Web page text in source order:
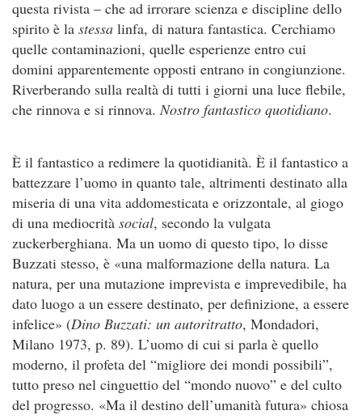
questa rivista – che ad irrorare scienza e discipline dello
spirito è la stessa linfa, di natura fantastica. Cerchiamo
quelle contaminazioni, quelle esperienze entro cui
domini apparentemente opposti entrano in congiunzione.
Riverberando sulla realtà di tutti i giorni una luce flebile,
che rinnova e si rinnova.Nostro fantastico quotidiano.
È il fantastico a redimere la quotidianità. È il fantastico a
battezzare l’uomo in quanto tale, altrimenti destinato alla
miseria di una vita addomesticata e orizzontale, al giogo
di una mediocrità social, secondo la vulgata
zuckerberghiana. Ma un uomo di questo tipo, lo disse
Buzzati stesso, è «una malformazione della natura. La
natura, per una mutazione imprevista e imprevedibile, ha
dato luogo a un essere destinato, per definizione, a essere
infelice» (Dino Buzzati: un autoritratto, Mondadori,
Milano 1973, p. 89). L’uomo di cui si parla è quello
moderno, il profeta del “migliore dei mondi possibili”,
tutto preso nel cinguettio del “mondo nuovo” e del culto
del progresso. «Ma il destino dell’umanità futura» chiosa